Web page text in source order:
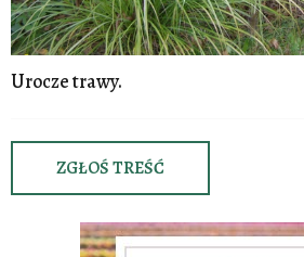
Urocze trawy.
ZGŁOŚ TREŚĆ